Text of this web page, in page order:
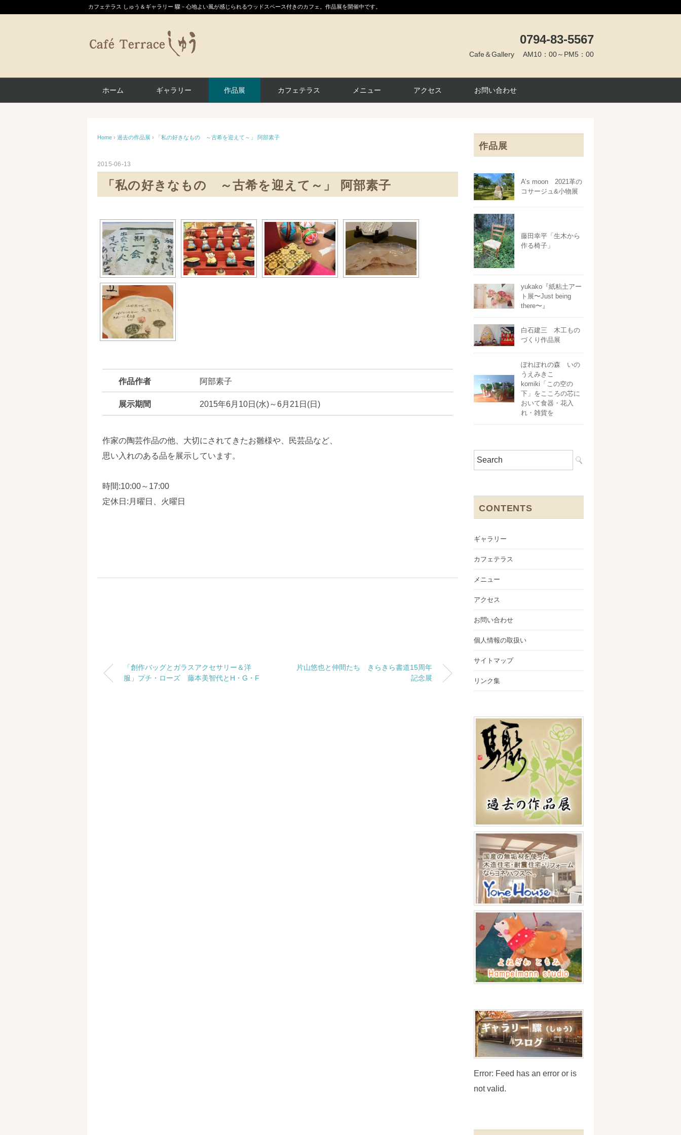
カフェテラス しゅう＆ギャラリー 驟－心地よい風が感じられるウッドスペース付きのカフェ。作品展を開催中です。
0794-83-5567
Cafe＆Gallery AM10：00～PM5：00
ホーム ギャラリー 作品展 カフェテラス メニュー アクセス お問い合わせ
Home › 過去の作品展 › 「私の好きなもの ～古希を迎えて～」 阿部素子
2015-06-13
「私の好きなもの ～古希を迎えて～」 阿部素子
作品作者 阿部素子
展示期間 2015年6月10日(水)～6月21日(日)
作家の陶芸作品の他、大切にされてきたお雛様や、民芸品など、
思い入れのある品を展示しています。
時間:10:00～17:00
定休日:月曜日、火曜日
「創作バッグとガラスアクセサリー＆洋
服」プチ・ローズ 藤本美智代とH・G・F
片山悠也と仲間たち きらきら書道15周年
記念展
作品展
A’s moon 2021革の
コサージュ&小物展
藤田幸平「生木から
作る椅子」
yukako『紙粘土アー
ト展〜Just being
there〜』
白石建三 木工もの
づくり作品展
ぽれぽれの森 いの
うえみきこ
komiki「この空の
下」をこころの芯に
おいて食器・花入
れ・雑貨を
CONTENTS
ギャラリー
カフェテラス
メニュー
アクセス
お問い合わせ
個人情報の取扱い
サイトマップ
リンク集
Error: Feed has an error or is
not valid.